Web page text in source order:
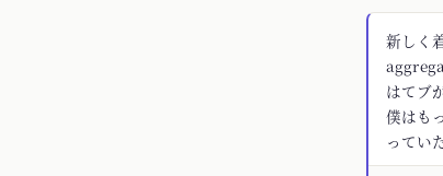
新しく
はてブ
僕はも
ってい